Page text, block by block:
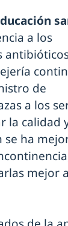
a los
de
a los
la calidad
se ha
mejor